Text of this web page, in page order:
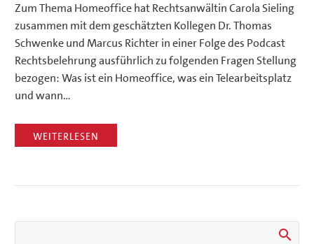
Zum Thema Homeoffice hat Rechtsanwältin Carola Sieling
zusammen mit dem geschätzten Kollegen Dr. Thomas
Schwenke und Marcus Richter in einer Folge des Podcast
Rechtsbelehrung ausführlich zu folgenden Fragen Stellung
bezogen: Was ist ein Homeoffice, was ein Telearbeitsplatz
und wann…
WEITERLESEN